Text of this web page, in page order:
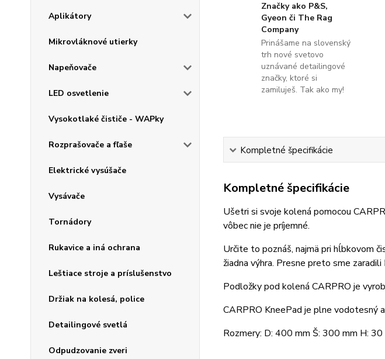
Aplikátory
Mikrovláknové utierky
Napeňovače
LED osvetlenie
Vysokotlaké čističe - WAPky
Rozprašovače a fľaše
Elektrické vysúšače
Vysávače
Tornádory
Rukavice a iná ochrana
Leštiace stroje a príslušenstvo
Držiak na kolesá, police
Detailingové svetlá
Odpudzovanie zveri
Značky ako P&S,
Gyeon či The Rag
Company
Prinášame na slovenský
trh nové svetovo
uznávané detailingové
značky, ktoré si
zamiluješ. Tak ako my!
Kompletné špecifikácie
Kompletné špecifikácie
Ušetri si svoje kolená pomocou
vôbec nie je príjemné.
Určite to poznáš, najmä pri hĺbkovom
žiadna výhra. Presne preto sme
Podložky pod kolená CARPRO je
CARPRO KneePad je plne vodotesný
Rozmery: D: 400 mm Š: 300 mm H: 30